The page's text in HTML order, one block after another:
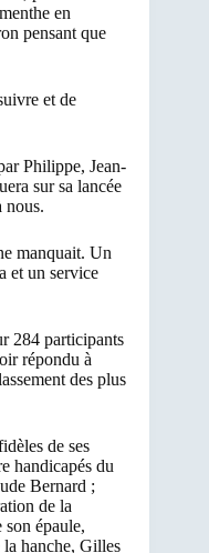
en
pensant que
et de
Philippe, Jean-
sur sa lancée
nous.
manquait. Un
et un service
284 participants
répondu à
des plus
de ses
handicapés du
Bernard ;
de la
son épaule,
hanche, Gilles